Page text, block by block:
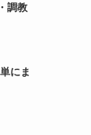
調教
にま